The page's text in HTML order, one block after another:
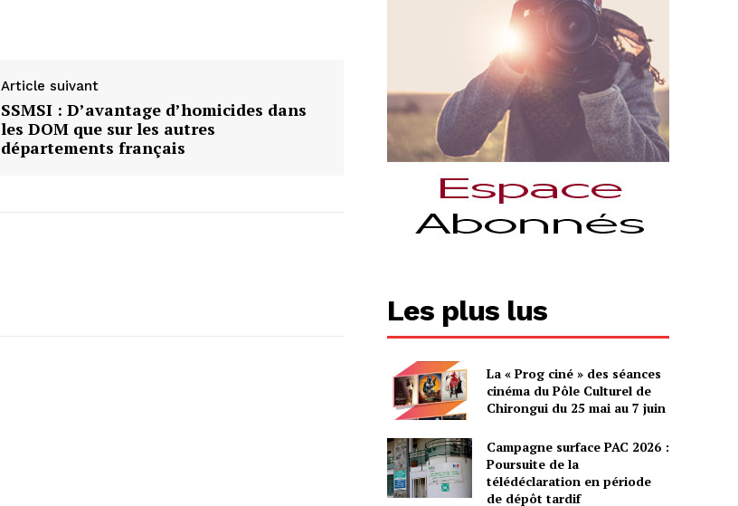
Article suivant
SSMSI : D’avantage d’homicides dans
les DOM que sur les autres
départements français
Les plus lus
La « Prog ciné » des séances
cinéma du Pôle Culturel de
Chirongui du 25 mai au 7 juin
Campagne surface PAC 2026 :
Poursuite de la
télédéclaration en période
de dépôt tardif